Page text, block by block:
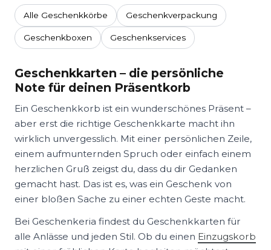
Alle Geschenkkörbe Geschenkverpackung
Geschenkboxen Geschenkservices
Geschenkkarten – die persönliche
Note für deinen Präsentkorb
Ein Geschenkkorb ist ein wunderschönes Präsent –
aber erst die richtige Geschenkkarte macht ihn
wirklich unvergesslich. Mit einer persönlichen Zeile,
einem aufmunternden Spruch oder einfach einem
herzlichen Gruß zeigst du, dass du dir Gedanken
gemacht hast. Das ist es, was ein Geschenk von
einer bloßen Sache zu einer echten Geste macht.
Bei Geschenkeria findest du Geschenkkarten für
alle Anlässe und jeden Stil. Ob du einen Einzugskorb